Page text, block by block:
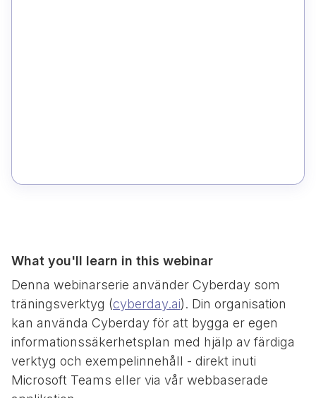
What you'll learn in this webinar
Denna webinarserie använder Cyberday som
träningsverktyg (cyberday.ai). Din organisation
kan använda Cyberday för att bygga er egen
informationssäkerhetsplan med hjälp av färdiga
verktyg och exempelinnehåll - direkt inuti
Microsoft Teams eller via vår webbaserade